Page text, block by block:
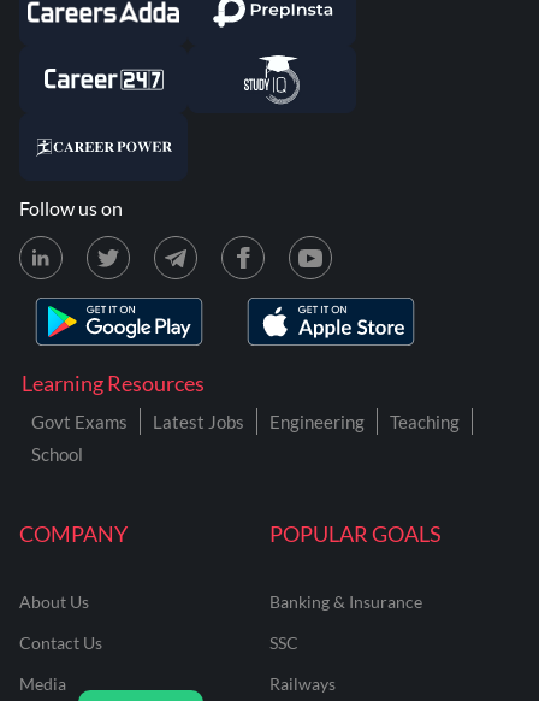
COMPANY
About Us
Contact Us
Media
POPULAR GOALS
Banking & Insurance
SSC
Railways
Learning Resources
Govt Exams Latest Jobs Engineering
Teaching
School
Follow us on